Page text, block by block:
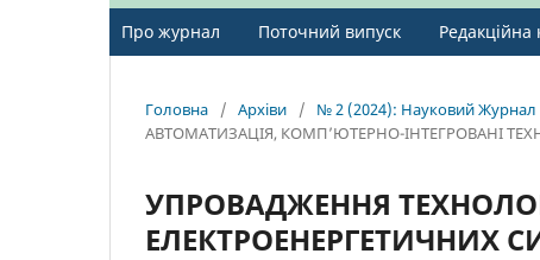
Про журнал Поточний випуск Редакційна
Головна / Архіви / № 2 (2024): Науковий Журнал
АВТОМАТИЗАЦІЯ, КОМП’ЮТЕРНО-ІНТЕГРОВАНІ
УПРОВАДЖЕННЯ
ЕЛЕКТРОЕНЕРГЕТИЧНИХ